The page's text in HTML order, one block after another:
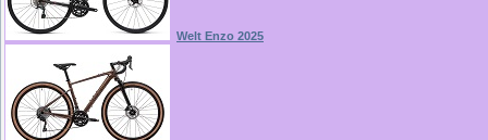
Welt Enzo 2025